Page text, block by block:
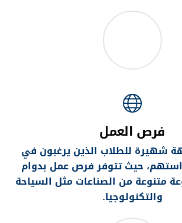
فرص العمل
شهيرة للطلاب الذين يرغبون في
حيث تتوفر فرص عمل بدوام
متنوعة من الصناعات مثل السياحة
والتكنولوجيا.